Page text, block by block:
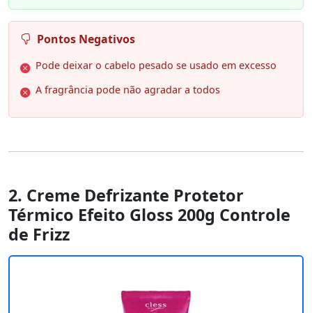
Pontos Negativos
Pode deixar o cabelo pesado se usado em excesso
A fragrância pode não agradar a todos
2. Creme Defrizante Protetor
Térmico Efeito Gloss 200g Controle
de Frizz